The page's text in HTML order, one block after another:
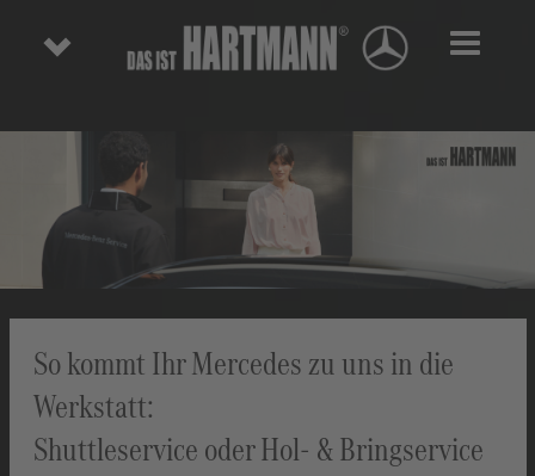
So kommt Ihr Mercedes zu uns in die
Werkstatt:
Shuttleservice oder Hol- & Bringservice